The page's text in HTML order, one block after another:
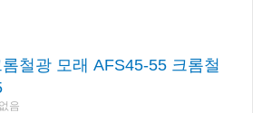
철광 모래 AFS45-55 크롬철
음